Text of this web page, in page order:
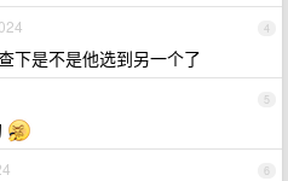
4
下是不是他选到另一个了
5
6